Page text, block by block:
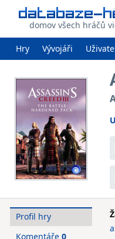
domov všech hráčů
Hry Vývojáři
Profil hry
Komentáře 0